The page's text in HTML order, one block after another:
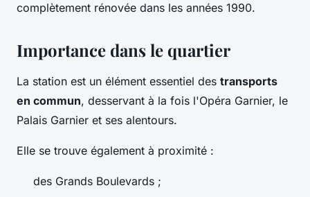
complètement rénovée dans les années 1990.
Importance dans le quartier
La station est un élément essentiel des transports
en commun, desservant à la fois l'Opéra Garnier, le
Palais Garnier et ses alentours.
Elle se trouve également à proximité :
des Grands Boulevards ;